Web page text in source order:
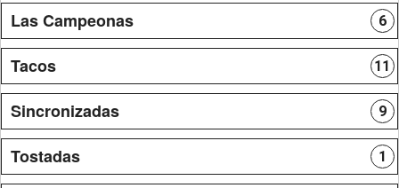
Las Campeonas 6
Tacos 11
Sincronizadas 9
Tostadas 1